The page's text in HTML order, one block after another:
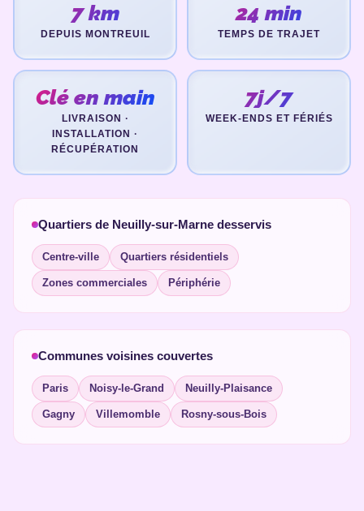
7 km
DEPUIS MONTREUIL
24 min
TEMPS DE TRAJET
Clé en main
LIVRAISON ·
INSTALLATION ·
RÉCUPÉRATION
7j/7
WEEK-ENDS ET FÉRIÉS
Quartiers de Neuilly-sur-Marne desservis
Centre-ville Quartiers résidentiels
Zones commerciales Périphérie
Communes voisines couvertes
Paris Noisy-le-Grand Neuilly-Plaisance
Gagny Villemomble Rosny-sous-Bois